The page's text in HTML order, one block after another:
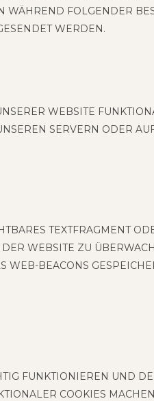
WÄH­REND FOL­GEN­DER
WERDEN.
WEB­SITE
SER­VERN ODER
TEXT­FRAG­MENT
WEB­SITE ZU
WEB-BEA­CONS
FUNK­TIO­NIE­REN UND
COO­KIES MACHEN